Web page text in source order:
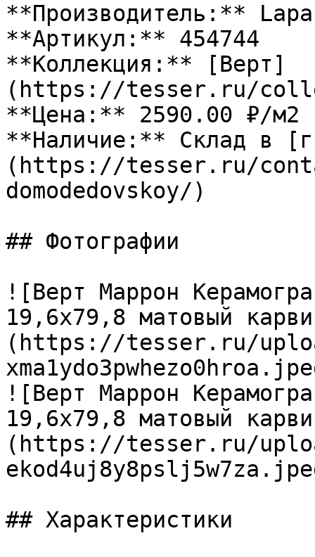
**Производитель:**
**Артикул:** 454744
**Коллекция:** [Верт]
(https://tesser.ru/
**Цена:** 2590.00 ₽/м2
**Наличие:** Склад в
(https://tesser.ru/
domodedovskoy/)
## Фотографии
![Верт Маррон
19,6х79,8 матовый
(https://tesser.ru/
![Верт Маррон
19,6х79,8 матовый
(https://tesser.ru/
## Характеристики